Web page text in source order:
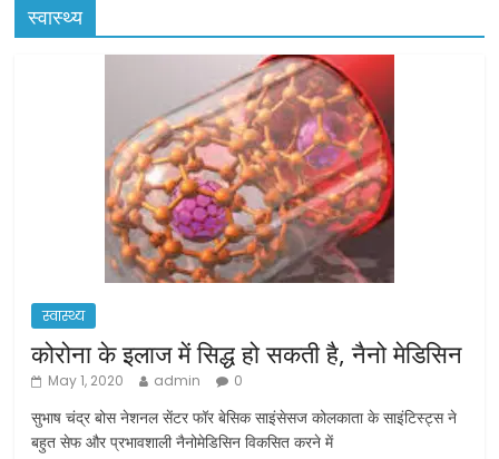
स्वास्थ्य
स्वास्थ्य
कोरोना के इलाज में सिद्ध हो सकती है, नैनो मेडिसिन
May 1, 2020 admin 0
सुभाष चंद्र बोस नेशनल सेंटर फॉर बेसिक साइंसेसज कोलकाता के साइंटिस्ट्स ने
बहुत सेफ और प्रभावशाली नैनोमेडिसिन विकसित करने में